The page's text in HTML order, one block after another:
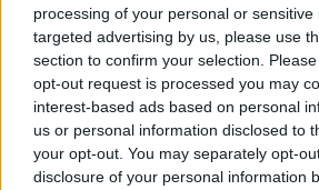
processing of your personal or
targeted advertising by us, please use
section to confirm your selection.
opt-out request is processed you may
interest-based ads based on personal
us or personal information disclosed to
your opt-out. You may separately opt-
disclosure of your personal information